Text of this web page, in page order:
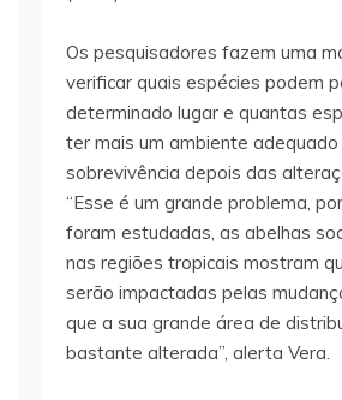
Os pesquisadores fazem uma
verificar quais espécies podem
determinado lugar e quantas
ter mais um ambiente adequado
sobrevivência depois das
“Esse é um grande problema,
foram estudadas, as abelhas
nas regiões tropicais mostram
serão impactadas pelas
que a sua grande área de
bastante alterada”, alerta Vera.